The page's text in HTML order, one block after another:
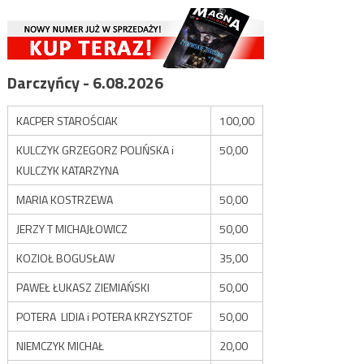
Darczyńcy - 6.08.2026
KACPER STAROŚCIAK
100,00
KULCZYK GRZEGORZ POLIŃSKA i
KULCZYK KATARZYNA
50,00
MARIA KOSTRZEWA
50,00
JERZY T MICHAJŁOWICZ
50,00
KOZIOŁ BOGUSŁAW
35,00
PAWEŁ ŁUKASZ ZIEMIAŃSKI
50,00
POTERA LIDIA i POTERA KRZYSZTOF
50,00
NIEMCZYK MICHAŁ
20,00